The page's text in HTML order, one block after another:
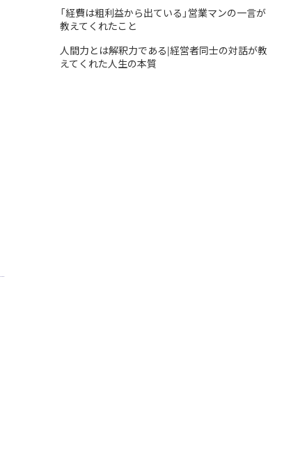
「経費は粗利益から出ている」営業マンの一言が
教えてくれたこと
人間力とは解釈力である|経営者同士の対話が教
えてくれた人生の本質